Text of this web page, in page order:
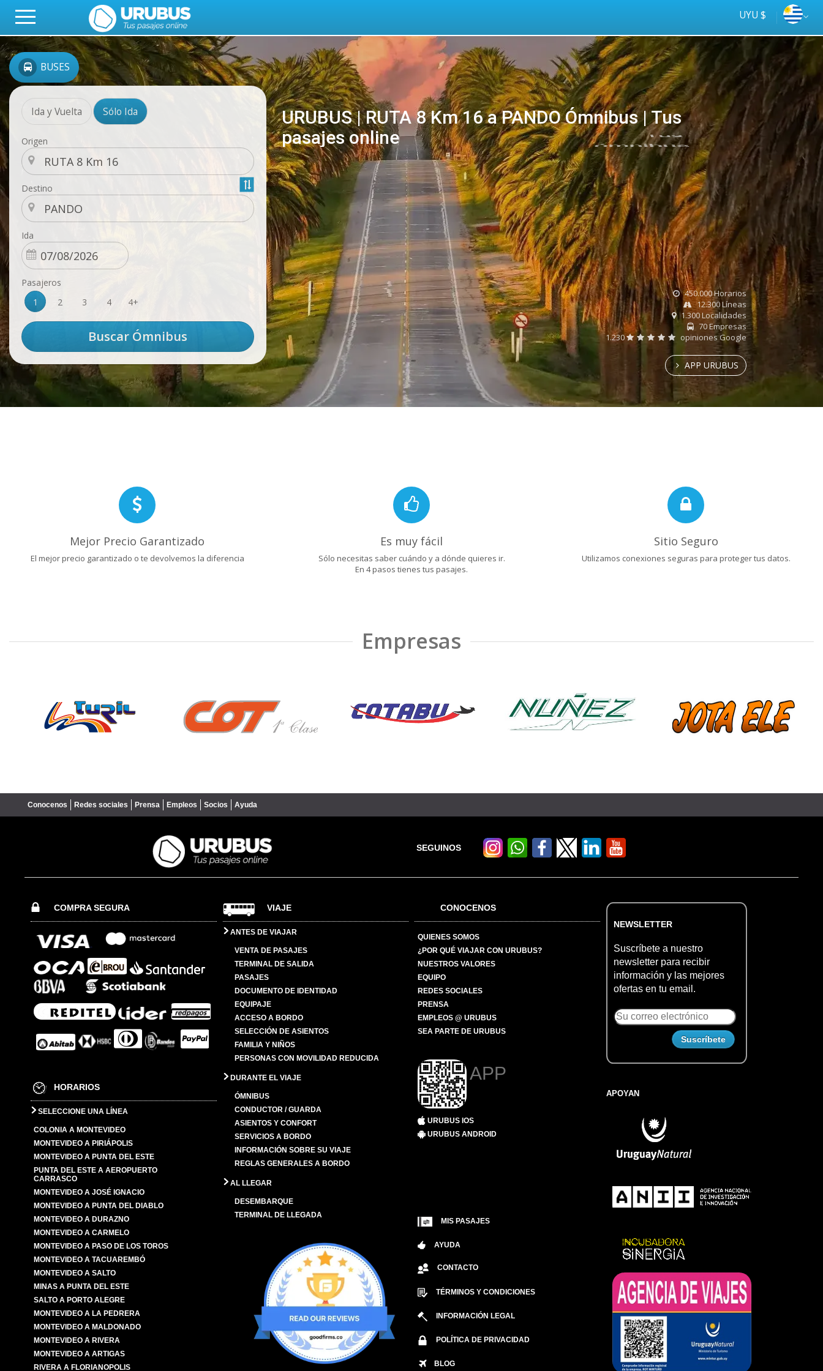
UYU $
BUSES
Ida y Vuelta Sólo Ida
Origen
Destino
Ida
Pasajeros
1
2 3 4 4+
URUBUS | RUTA 8 Km 16 a PANDO Ómnibus | Tus
pasajes online
online
Tus
ómnibus
450.000 Horarios
12.300 Líneas
1.300 Localidades
70 Empresas
1.230
opiniones Google
APP URUBUS
Mejor Precio Garantizado
El mejor precio garantizado o te devolvemos la diferencia
Es muy fácil
Sólo necesitas saber cuándo y a dónde quieres ir.
En 4 pasos tienes tus pasajes.
Sitio Seguro
Utilizamos conexiones seguras para proteger tus datos.
Empresas
Conocenos Redes sociales Prensa Empleos Socios Ayuda
SEGUINOS
COMPRA SEGURA
HORARIOS
SELECCIONE UNA LÍNEA
COLONIA A MONTEVIDEO
MONTEVIDEO A PIRIÁPOLIS
MONTEVIDEO A PUNTA DEL ESTE
PUNTA DEL ESTE A AEROPUERTO
CARRASCO
MONTEVIDEO A JOSÉ IGNACIO
MONTEVIDEO A PUNTA DEL DIABLO
MONTEVIDEO A DURAZNO
MONTEVIDEO A CARMELO
MONTEVIDEO A PASO DE LOS TOROS
MONTEVIDEO A TACUAREMBÓ
MONTEVIDEO A SALTO
MINAS A PUNTA DEL ESTE
SALTO A PORTO ALEGRE
MONTEVIDEO A LA PEDRERA
MONTEVIDEO A MALDONADO
MONTEVIDEO A RIVERA
MONTEVIDEO A ARTIGAS
RIVERA A FLORIANOPOLIS
VIAJE
ANTES DE VIAJAR
VENTA DE PASAJES
TERMINAL DE SALIDA
PASAJES
DOCUMENTO DE IDENTIDAD
EQUIPAJE
ACCESO A BORDO
SELECCIÓN DE ASIENTOS
FAMILIA Y NIÑOS
PERSONAS CON MOVILIDAD REDUCIDA
DURANTE EL VIAJE
ÓMNIBUS
CONDUCTOR / GUARDA
ASIENTOS Y CONFORT
SERVICIOS A BORDO
INFORMACIÓN SOBRE SU VIAJE
REGLAS GENERALES A BORDO
AL LLEGAR
DESEMBARQUE
TERMINAL DE LLEGADA
CONOCENOS
QUIENES SOMOS
¿POR QUÉ VIAJAR CON URUBUS?
NUESTROS VALORES
EQUIPO
REDES SOCIALES
PRENSA
EMPLEOS @ URUBUS
SEA PARTE DE URUBUS
APP
URUBUS IOS
URUBUS ANDROID
MIS PASAJES
AYUDA
CONTACTO
TÉRMINOS Y CONDICIONES
INFORMACIÓN LEGAL
POLÍTICA DE PRIVACIDAD
BLOG
NEWSLETTER
Suscríbete a nuestro
newsletter para recibir
información y las mejores
ofertas en tu email.
APOYAN